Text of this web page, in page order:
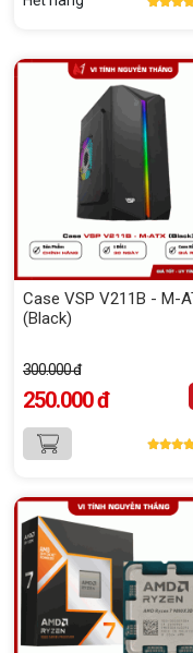
Case VSP V211B - M-
(Black)
300.000 đ
250.000 đ